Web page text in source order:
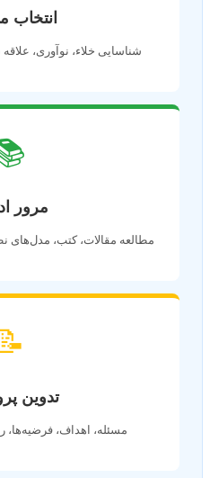
انتخاب
شناسایی خلاء، نوآوری، علاقه
📚
مرور ادبیات
مطالعه مقالات، کتب، مدل‌های
تدوین
مسئله، اهداف، فرضیه‌ها، روش